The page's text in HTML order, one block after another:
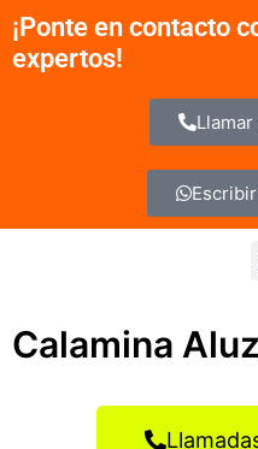
contenido
¡Ponte en contacto
expertos!
Calamina